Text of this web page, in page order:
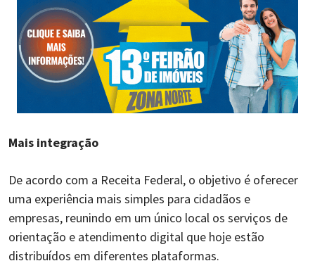
Mais integração
De acordo com a Receita Federal, o objetivo é oferecer
uma experiência mais simples para cidadãos e
empresas, reunindo em um único local os serviços de
orientação e atendimento digital que hoje estão
distribuídos em diferentes plataformas.